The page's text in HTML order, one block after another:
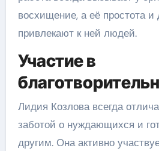
восхищение, а её простота и
привлекают к ней людей.
Участие в
Лидия Козлова всегда
заботой о нуждающихся и
другим. Она активно